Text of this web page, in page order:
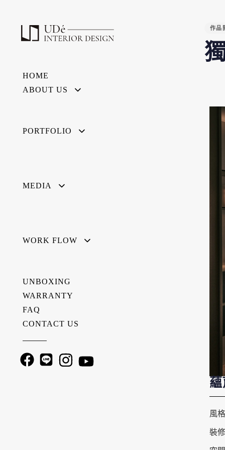
HOME
ABOUT US
PORTFOLIO
MEDIA
WORK FLOW
UNBOXING
WARRANTY
FAQ
CONTACT US
———
作品
風格
裝